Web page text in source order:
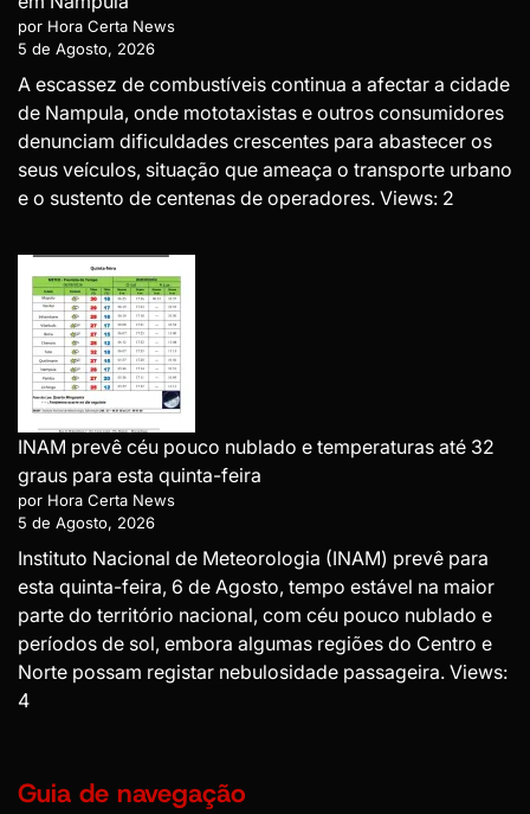
por Hora Certa News
5 de Agosto, 2026
A escassez de combustíveis continua a afectar a cidade
de Nampula, onde mototaxistas e outros consumidores
denunciam dificuldades crescentes para abastecer os
seus veículos, situação que ameaça o transporte urbano
e o sustento de centenas de operadores. Views: 2
INAM prevê céu pouco nublado e temperaturas até 32
graus para esta quinta-feira
por Hora Certa News
5 de Agosto, 2026
Instituto Nacional de Meteorologia (INAM) prevê para
esta quinta-feira, 6 de Agosto, tempo estável na maior
parte do território nacional, com céu pouco nublado e
períodos de sol, embora algumas regiões do Centro e
Norte possam registar nebulosidade passageira. Views:
4
Guia de navegação